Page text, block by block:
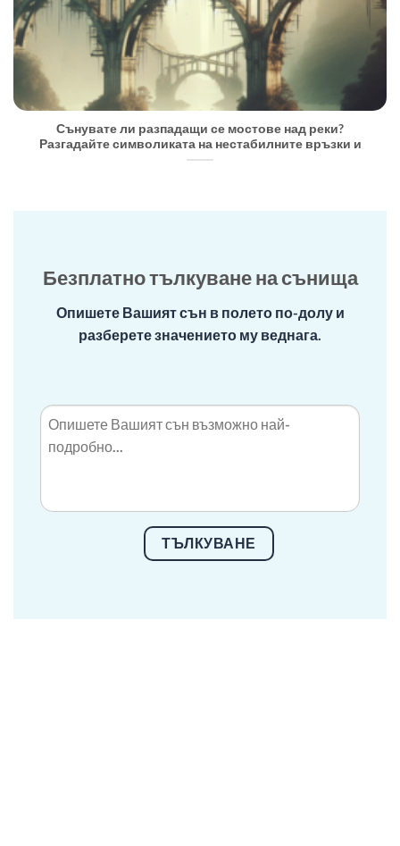
Сънувате ли разпадащи се мостове над реки?
Разгадайте символиката на нестабилните връзки и
Безплатно тълкуване на сънища
Опишете Вашият сън в полето по-долу и
разберете значението му веднага.
ТЪЛКУВАНЕ